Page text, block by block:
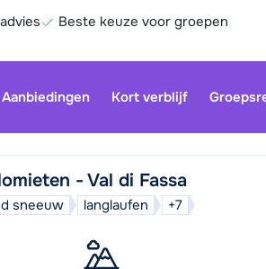
Beste keuze voor groepen
Aanbiedingen Kort verblijf
- Val di Fassa
sneeuw langlaufen +7